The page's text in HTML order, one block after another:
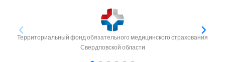
Территориальный фонд обязательного медицинского страхования
Свердловской области